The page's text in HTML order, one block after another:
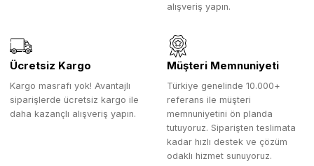
alışveriş yapın.
Ücretsiz Kargo
Kargo masrafı yok! Avantajlı
siparişlerde ücretsiz kargo ile
daha kazançlı alışveriş yapın.
Müşteri Memnuniyeti
Türkiye genelinde 10.000+
referans ile müşteri
memnuniyetini ön planda
tutuyoruz. Siparişten teslimata
kadar hızlı destek ve çözüm
odaklı hizmet sunuyoruz.